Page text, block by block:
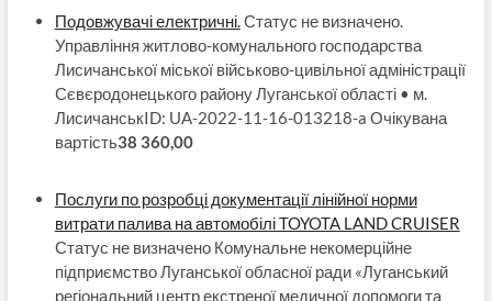
Подовжувачі електричні.Статус не визначено.
Управління житлово-комунального господарства
Лисичанської міської військово-цивільної адміністрації
Сєвєродонецького району Луганської області • м.
ЛисичанськID: UA-2022-11-16-013218-a Очікувана
вартість38 360,00
Послуги по розробці документації лінійної норми
витрати палива на автомобілі TOYOTA LAND CRUISER
Статус не визначено Комунальне некомерційне
підприємство Луганської обласної ради «Луганський
регіональний центр екстреної медичної допомоги та